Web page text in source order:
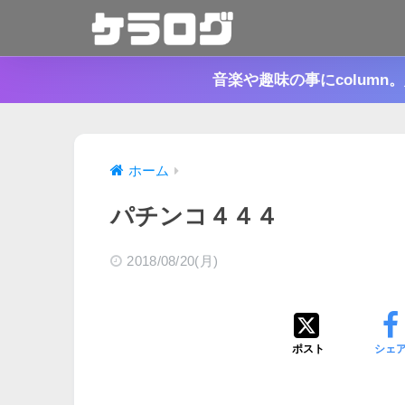
音楽や趣味の事にcolumn
ホーム
パチンコ４４４
2018/08/20(月)
ポスト シェ